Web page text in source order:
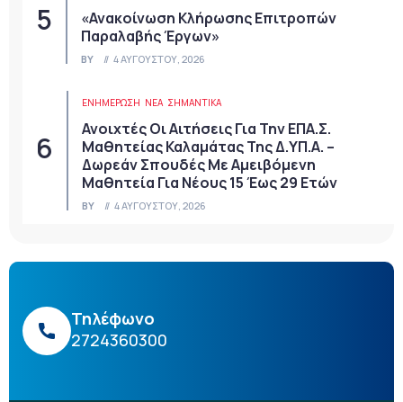
«Ανακοίνωση Κλήρωσης Επιτροπών
Παραλαβής Έργων»
BY 4 ΑΥΓΟΎΣΤΟΥ, 2026
ΕΝΗΜΕΡΩΣΗ ΝΈΑ ΣΗΜΑΝΤΙΚΆ
Ανοιχτές Οι Αιτήσεις Για Την ΕΠΑ.Σ.
Μαθητείας Καλαμάτας Της Δ.ΥΠ.Α. –
Δωρεάν Σπουδές Με Αμειβόμενη
Μαθητεία Για Νέους 15 Έως 29 Ετών
BY 4 ΑΥΓΟΎΣΤΟΥ, 2026
Τηλέφωνο
2724360300